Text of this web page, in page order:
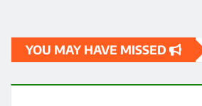
YOU MAY HAVE MISSED